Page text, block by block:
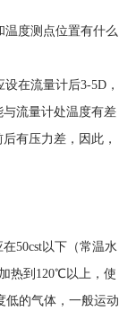
度测点位置有什么
在流量计后3-5D，
流量计处温度有差
有压力差，因此，
50cst以下（常温水
热到120℃以上，使
低的气体，一般运动